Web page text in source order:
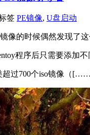
签 PE镜像, U盘启动
像的时候偶然发现了
程序后只需要添加
超过700个iso镜像（